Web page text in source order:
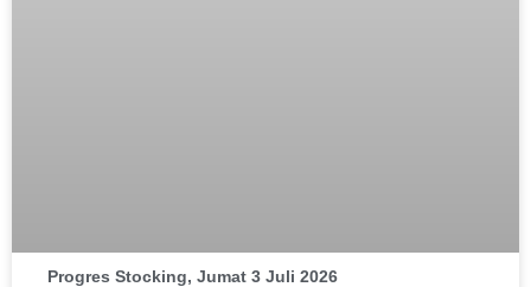
Progres Stocking, Jumat 3 Juli 2026